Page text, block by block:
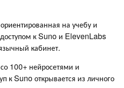
на учебу и
к Suno и ElevenLabs
кабинет.
100+ нейросетями и
к Suno открывается из личного